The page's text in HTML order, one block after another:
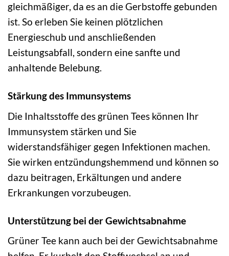
gleichmäßiger, da es an die Gerbstoffe gebunden
ist. So erleben Sie keinen plötzlichen
Energieschub und anschließenden
Leistungsabfall, sondern eine sanfte und
anhaltende Belebung.
Stärkung des Immunsystems
Die Inhaltsstoffe des grünen Tees können Ihr
Immunsystem stärken und Sie
widerstandsfähiger gegen Infektionen machen.
Sie wirken entzündungshemmend und können so
dazu beitragen, Erkältungen und andere
Erkrankungen vorzubeugen.
Unterstützung bei der Gewichtsabnahme
Grüner Tee kann auch bei der Gewichtsabnahme